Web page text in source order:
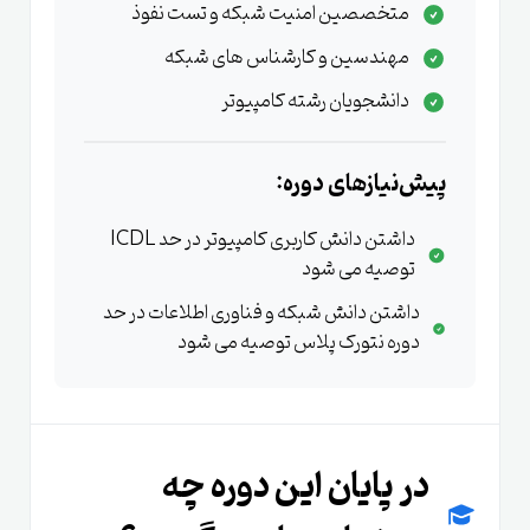
آزمون همه نکات فصل آموزش داده می شود
بخش لابراتوار و کارگاه :::موارد تئوری در قالب کارگاه
های هدفمند و طراحی شده پیاده سازی می شوند
بخش تمرین ها و نکات آزمون :::
داده می شود و نمونه سوالات و نکات آزمون بررسی
می شود
Linux Essentials
|گارانتی بازگشت وجه
متخصصین امنیت شبکه و تست نفوذ
مهندسین و کارشناس های شبکه
دانشجویان رشته کامپیوتر
پیش‌نیازهای دوره:
داشتن دانش کاربری کامپیوتر در حد ICDL
توصیه می شود
داشتن دانش شبکه و فناوری اطلاعات در حد
دوره نتورک پلاس توصیه می شود
در پایان این دوره چه